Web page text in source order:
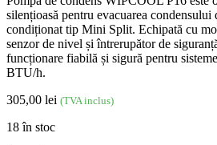
silențioasă pentru evacuarea condensului
condiționat tip Mini Split. Echipată cu
senzor de nivel și întrerupător de
funcționare fiabilă și sigură pentru
BTU/h.
305,00 lei (TVA inclus)
18 în stoc